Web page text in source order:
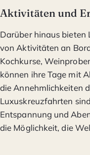
Aktivitäten und
Darüber hinaus bieten
von Aktivitäten an
Kochkurse,
können ihre Tage mit
die Annehmlichkeiten
Luxuskreuzfahrten
Entspannung und
die Möglichkeit, die